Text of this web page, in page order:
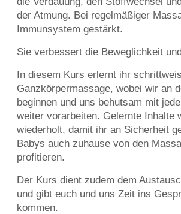
der Atmung. Bei regelmäßiger
Immunsystem gestärkt.
Sie verbessert die Beweglichkeit
In diesem Kurs erlernt ihr
Ganzkörpermassage, wobei wir an
beginnen und uns behutsam mit
weiter vorarbeiten. Gelernte Inhalte
wiederholt, damit ihr an Sicherheit
Babys auch zuhause von den
profitieren.
Der Kurs dient zudem dem
und gibt euch und uns Zeit ins
kommen.